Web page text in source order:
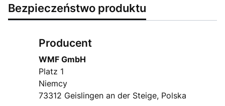
Bezpieczeństwo produktu
Producent
WMF GmbH
Platz 1
Niemcy
73312 Geislingen an der Steige, Polska